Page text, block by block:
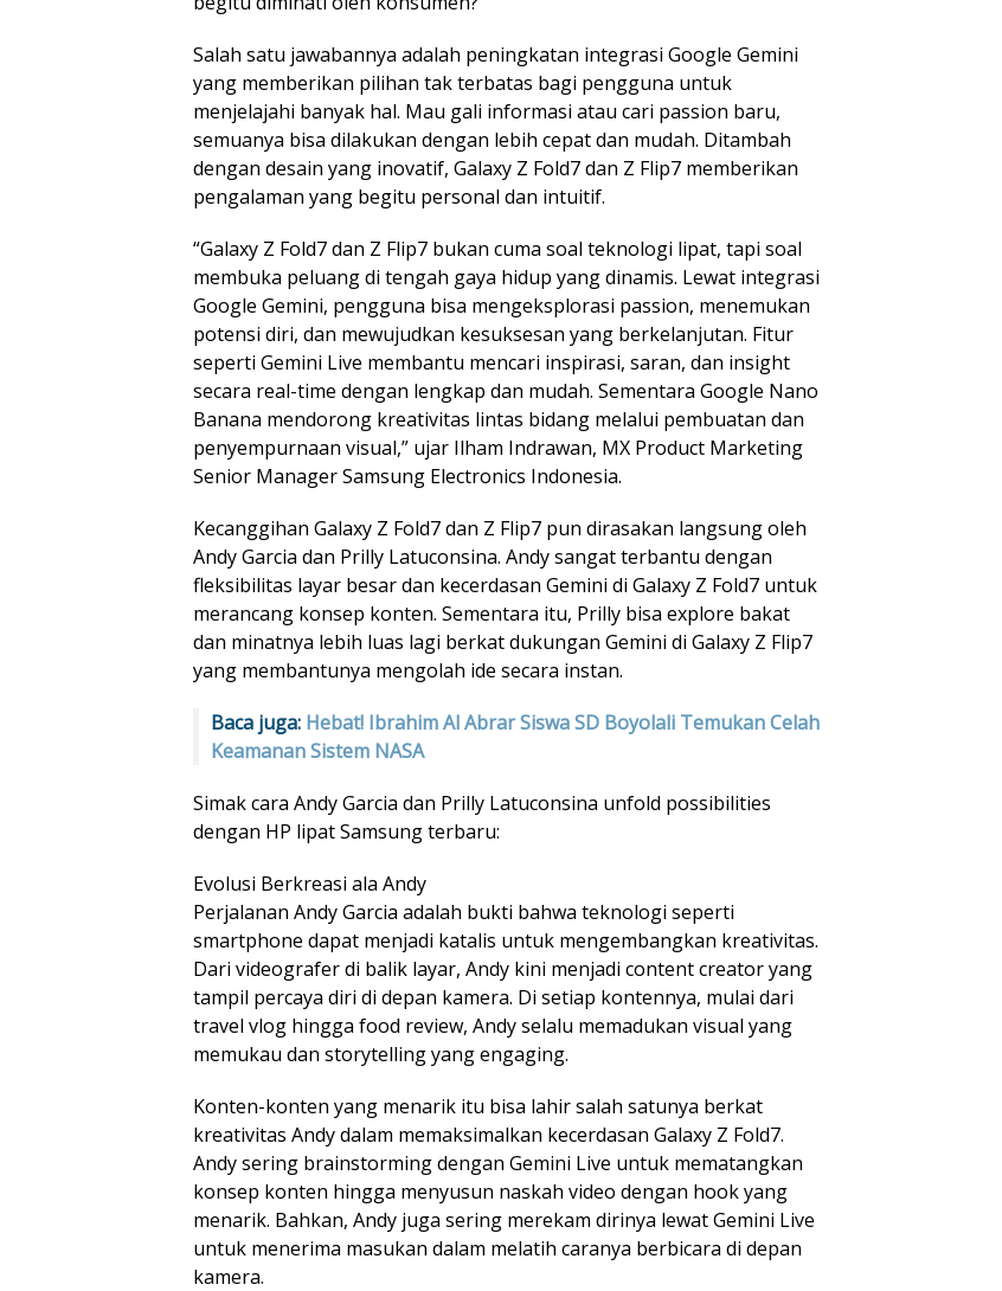
Salah satu jawabannya adalah peningkatan integrasi Google Gemini
yang memberikan pilihan tak terbatas bagi pengguna untuk
menjelajahi banyak hal. Mau gali informasi atau cari passion baru,
semuanya bisa dilakukan dengan lebih cepat dan mudah. Ditambah
dengan desain yang inovatif, Galaxy Z Fold7 dan Z Flip7 memberikan
pengalaman yang begitu personal dan intuitif.
“Galaxy Z Fold7 dan Z Flip7 bukan cuma soal teknologi lipat, tapi soal
membuka peluang di tengah gaya hidup yang dinamis. Lewat integrasi
Google Gemini, pengguna bisa mengeksplorasi passion, menemukan
potensi diri, dan mewujudkan kesuksesan yang berkelanjutan. Fitur
seperti Gemini Live membantu mencari inspirasi, saran, dan insight
secara real-time dengan lengkap dan mudah. Sementara Google Nano
Banana mendorong kreativitas lintas bidang melalui pembuatan dan
penyempurnaan visual,” ujar Ilham Indrawan, MX Product Marketing
Senior Manager Samsung Electronics Indonesia.
Kecanggihan Galaxy Z Fold7 dan Z Flip7 pun dirasakan langsung oleh
Andy Garcia dan Prilly Latuconsina. Andy sangat terbantu dengan
fleksibilitas layar besar dan kecerdasan Gemini di Galaxy Z Fold7 untuk
merancang konsep konten. Sementara itu, Prilly bisa explore bakat
dan minatnya lebih luas lagi berkat dukungan Gemini di Galaxy Z Flip7
yang membantunya mengolah ide secara instan.
Baca juga: Hebat! Ibrahim Al Abrar Siswa SD Boyolali Temukan Celah
Keamanan Sistem NASA
Simak cara Andy Garcia dan Prilly Latuconsina unfold possibilities
dengan HP lipat Samsung terbaru:
Evolusi Berkreasi ala Andy
Perjalanan Andy Garcia adalah bukti bahwa teknologi seperti
smartphone dapat menjadi katalis untuk mengembangkan kreativitas.
Dari videografer di balik layar, Andy kini menjadi content creator yang
tampil percaya diri di depan kamera. Di setiap kontennya, mulai dari
travel vlog hingga food review, Andy selalu memadukan visual yang
memukau dan storytelling yang engaging.
Konten-konten yang menarik itu bisa lahir salah satunya berkat
kreativitas Andy dalam memaksimalkan kecerdasan Galaxy Z Fold7.
Andy sering brainstorming dengan Gemini Live untuk mematangkan
konsep konten hingga menyusun naskah video dengan hook yang
menarik. Bahkan, Andy juga sering merekam dirinya lewat Gemini Live
untuk menerima masukan dalam melatih caranya berbicara di depan
kamera.